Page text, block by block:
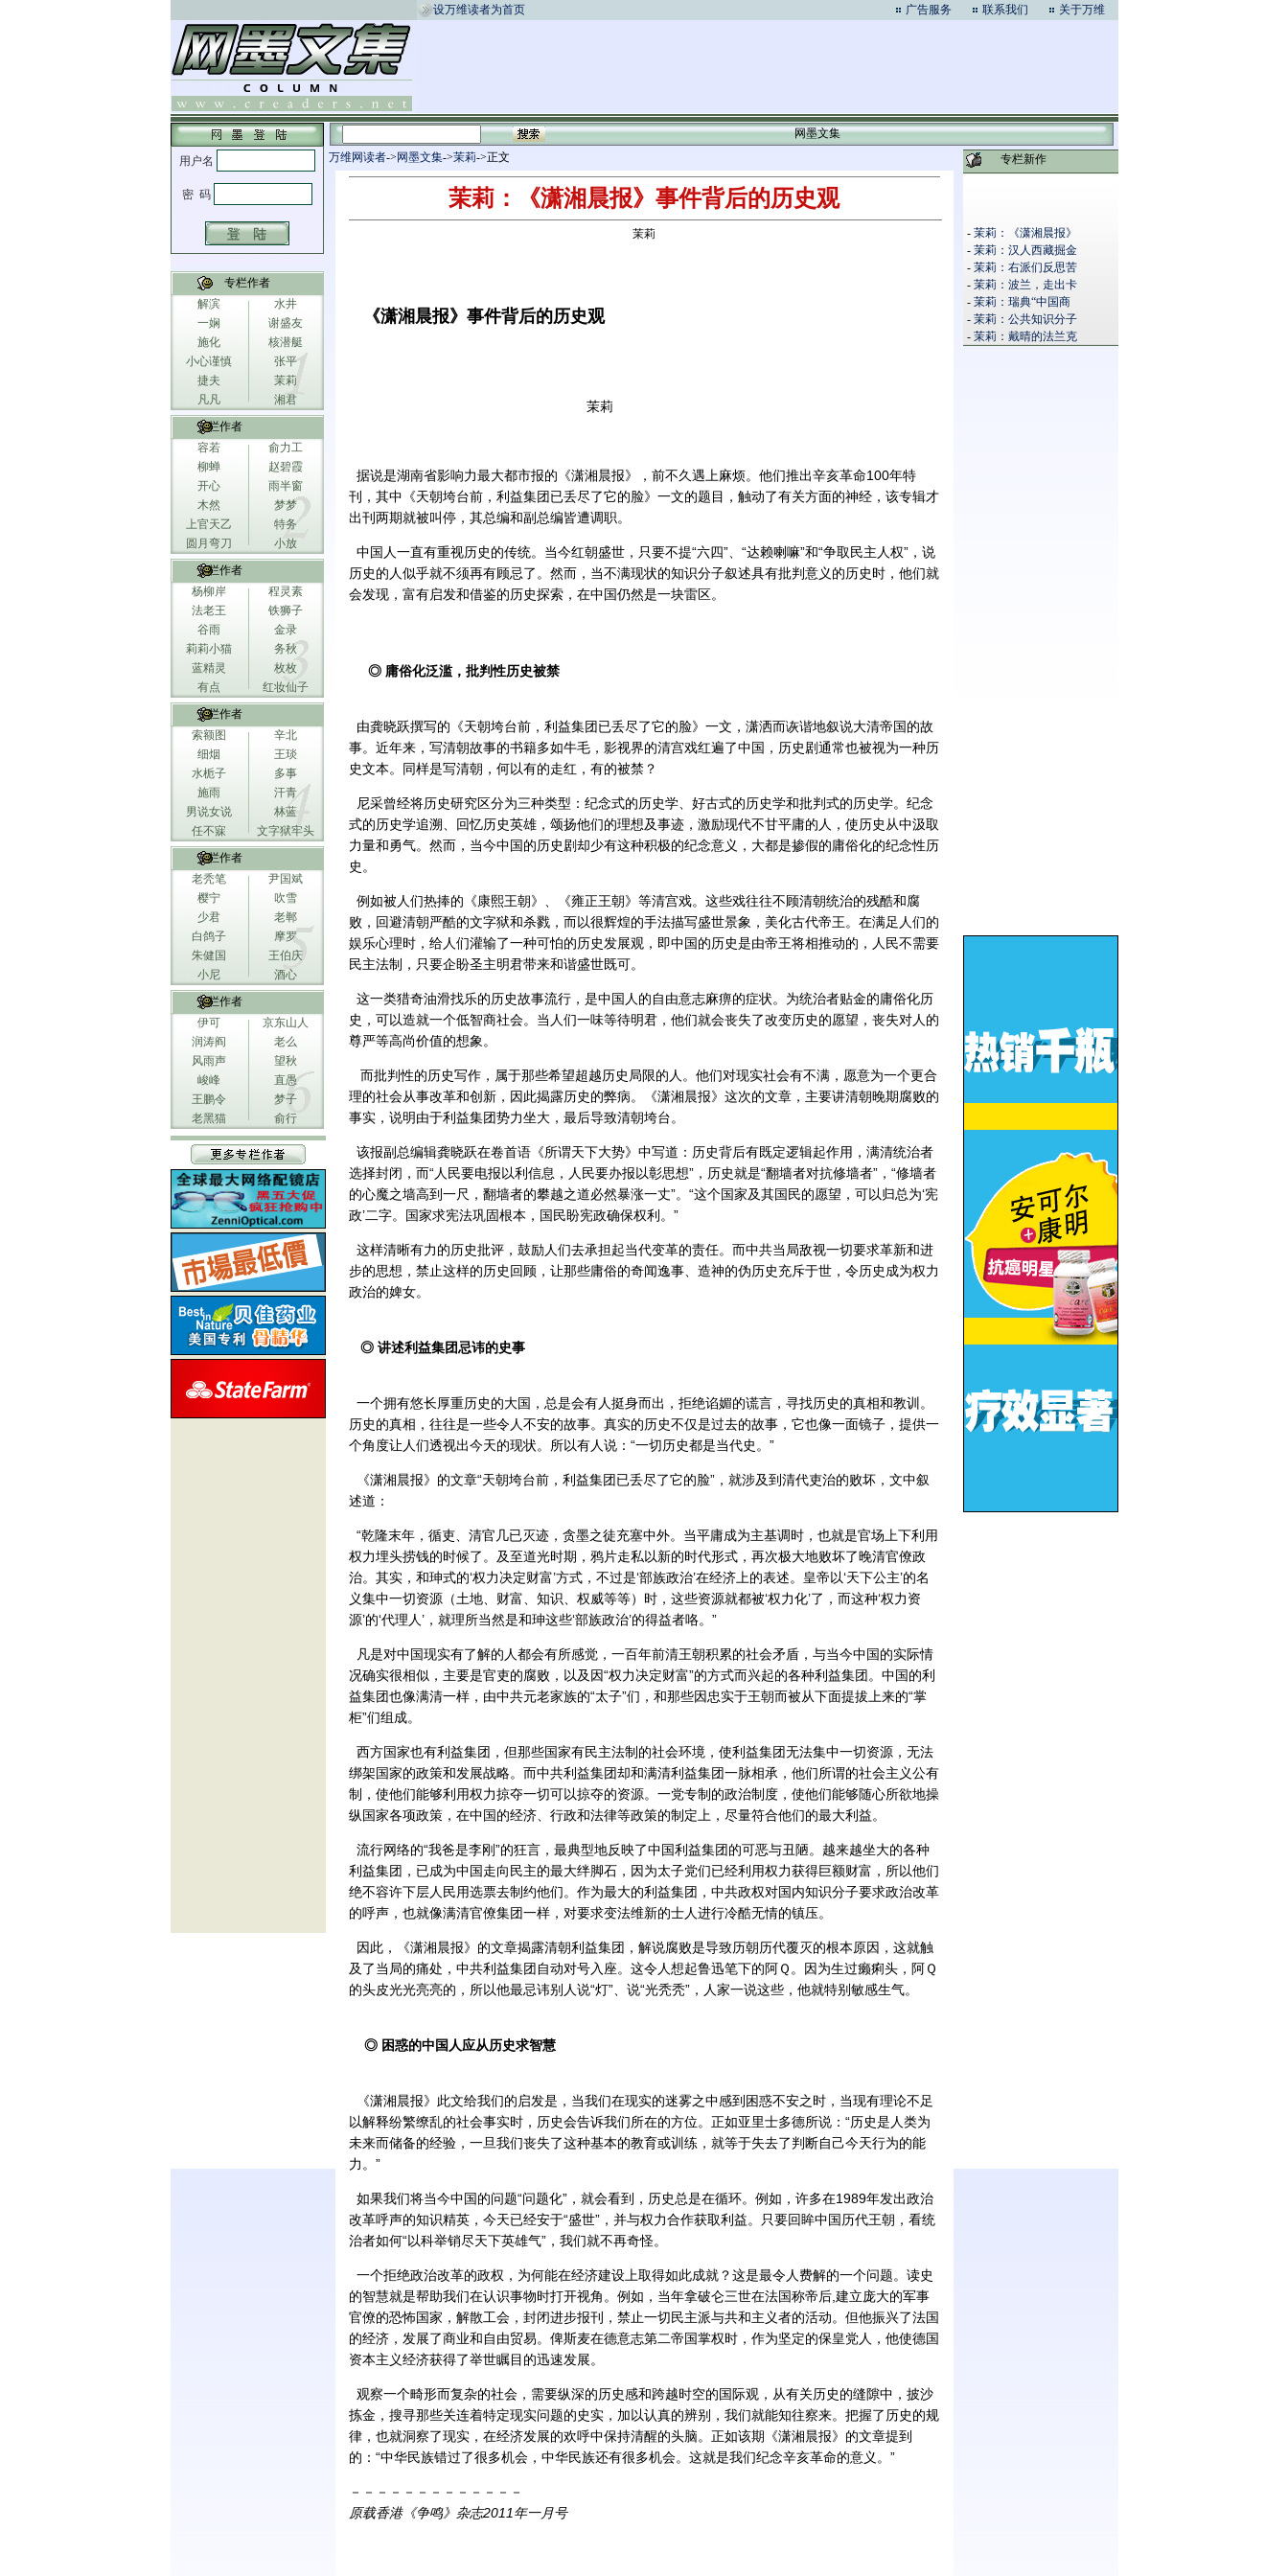
设万维读者为首页 广告服务 联系我们 关于万维
专栏作者
解滨
水井
一娴
谢盛友
施化
核潜艇
小心谨慎
张平
捷夫
茉莉
凡凡
湘君
专栏作者
容若
俞力工
柳蝉
赵碧霞
开心
雨半窗
木然
梦梦
上官天乙
特务
圆月弯刀
小放
专栏作者
杨柳岸
程灵素
法老王
铁狮子
谷雨
金录
莉莉小猫
务秋
蓝精灵
枚枚
有点
红妆仙子
专栏作者
索额图
辛北
细烟
王琰
水栀子
多事
施雨
汗青
男说女说
林蓝
任不寐
文字狱牢头
专栏作者
老秃笔
尹国斌
樱宁
吹雪
少君
老郸
白鸽子
摩罗
朱健国
王伯庆
小尼
酒心
专栏作者
伊可
京东山人
润涛阎
老么
风雨声
望秋
峻峰
直愚
王鹏令
梦子
老黑猫
俞行
网墨文集
万维网读者-> 网墨文集->茉莉->正文 专栏新作
- 茉莉：《潇湘晨报》
- 茉莉：汉人西藏掘金
- 茉莉：右派们反思苦
- 茉莉：波兰，走出卡
- 茉莉：瑞典“中国商
- 茉莉：公共知识分子
- 茉莉：戴晴的法兰克
茉莉：《潇湘晨报》事件背后的历史观
茉莉
《潇湘晨报》事件背后的历史观
茉莉
据说是湖南省影响力最大都市报的《潇湘晨报》，前不久遇上麻烦。他们推出辛亥革命100年特
刊，其中《天朝垮台前，利益集团已丢尽了它的脸》一文的题目，触动了有关方面的神经，该专辑才
出刊两期就被叫停，其总编和副总编皆遭调职。
中国人一直有重视历史的传统。当今红朝盛世，只要不提“六四”、“达赖喇嘛”和“争取民主人权”，说
历史的人似乎就不须再有顾忌了。然而，当不满现状的知识分子叙述具有批判意义的历史时，他们就
会发现，富有启发和借鉴的历史探索，在中国仍然是一块雷区。
◎ 庸俗化泛滥，批判性历史被禁
由龚晓跃撰写的《天朝垮台前，利益集团已丢尽了它的脸》一文，潇洒而诙谐地叙说大清帝国的故
事。近年来，写清朝故事的书籍多如牛毛，影视界的清宫戏红遍了中国，历史剧通常也被视为一种历
史文本。同样是写清朝，何以有的走红，有的被禁？
尼采曾经将历史研究区分为三种类型：纪念式的历史学、好古式的历史学和批判式的历史学。纪念
式的历史学追溯、回忆历史英雄，颂扬他们的理想及事迹，激励现代不甘平庸的人，使历史从中汲取
力量和勇气。然而，当今中国的历史剧却少有这种积极的纪念意义，大都是掺假的庸俗化的纪念性历
史。
例如被人们热捧的《康熙王朝》、《雍正王朝》等清宫戏。这些戏往往不顾清朝统治的残酷和腐
败，回避清朝严酷的文字狱和杀戮，而以很辉煌的手法描写盛世景象，美化古代帝王。在满足人们的
娱乐心理时，给人们灌输了一种可怕的历史发展观，即中国的历史是由帝王将相推动的，人民不需要
民主法制，只要企盼圣主明君带来和谐盛世既可。
这一类猎奇油滑找乐的历史故事流行，是中国人的自由意志麻痹的症状。为统治者贴金的庸俗化历
史，可以造就一个低智商社会。当人们一味等待明君，他们就会丧失了改变历史的愿望，丧失对人的
尊严等高尚价值的想象。
而批判性的历史写作，属于那些希望超越历史局限的人。他们对现实社会有不满，愿意为一个更合
理的社会从事改革和创新，因此揭露历史的弊病。《潇湘晨报》这次的文章，主要讲清朝晚期腐败的
事实，说明由于利益集团势力坐大，最后导致清朝垮台。
该报副总编辑龚晓跃在卷首语《所谓天下大势》中写道：历史背后有既定逻辑起作用，满清统治者
选择封闭，而“人民要电报以利信息，人民要办报以彰思想”，历史就是“翻墙者对抗修墙者”，“修墙者
的心魔之墙高到一尺，翻墙者的攀越之道必然暴涨一丈”。“这个国家及其国民的愿望，可以归总为‘宪
政’二字。国家求宪法巩固根本，国民盼宪政确保权利。”
这样清晰有力的历史批评，鼓励人们去承担起当代变革的责任。而中共当局敌视一切要求革新和进
步的思想，禁止这样的历史回顾，让那些庸俗的奇闻逸事、造神的伪历史充斥于世，令历史成为权力
政治的婢女。
◎ 讲述利益集团忌讳的史事
一个拥有悠长厚重历史的大国，总是会有人挺身而出，拒绝谄媚的谎言，寻找历史的真相和教训。
历史的真相，往往是一些令人不安的故事。真实的历史不仅是过去的故事，它也像一面镜子，提供一
个角度让人们透视出今天的现状。所以有人说：“一切历史都是当代史。”
《潇湘晨报》的文章“天朝垮台前，利益集团已丢尽了它的脸”，就涉及到清代吏治的败坏，文中叙
述道：
“乾隆末年，循吏、清官几已灭迹，贪墨之徒充塞中外。当平庸成为主基调时，也就是官场上下利用
权力埋头捞钱的时候了。及至道光时期，鸦片走私以新的时代形式，再次极大地败坏了晚清官僚政
治。其实，和珅式的‘权力决定财富’方式，不过是‘部族政治’在经济上的表述。皇帝以‘天下公主’的名
义集中一切资源（土地、财富、知识、权威等等）时，这些资源就都被‘权力化’了，而这种‘权力资
源’的‘代理人’，就理所当然是和珅这些‘部族政治’的得益者咯。”
凡是对中国现实有了解的人都会有所感觉，一百年前清王朝积累的社会矛盾，与当今中国的实际情
况确实很相似，主要是官吏的腐败，以及因“权力决定财富”的方式而兴起的各种利益集团。中国的利
益集团也像满清一样，由中共元老家族的“太子”们，和那些因忠实于王朝而被从下面提拔上来的“掌
柜”们组成。
西方国家也有利益集团，但那些国家有民主法制的社会环境，使利益集团无法集中一切资源，无法
绑架国家的政策和发展战略。而中共利益集团却和满清利益集团一脉相承，他们所谓的社会主义公有
制，使他们能够利用权力掠夺一切可以掠夺的资源。一党专制的政治制度，使他们能够随心所欲地操
纵国家各项政策，在中国的经济、行政和法律等政策的制定上，尽量符合他们的最大利益。
流行网络的“我爸是李刚”的狂言，最典型地反映了中国利益集团的可恶与丑陋。越来越坐大的各种
利益集团，已成为中国走向民主的最大绊脚石，因为太子党们已经利用权力获得巨额财富，所以他们
绝不容许下层人民用选票去制约他们。作为最大的利益集团，中共政权对国内知识分子要求政治改革
的呼声，也就像满清官僚集团一样，对要求变法维新的士人进行冷酷无情的镇压。
因此，《潇湘晨报》的文章揭露清朝利益集团，解说腐败是导致历朝历代覆灭的根本原因，这就触
及了当局的痛处，中共利益集团自动对号入座。这令人想起鲁迅笔下的阿Ｑ。因为生过癞痢头，阿Ｑ
的头皮光光亮亮的，所以他最忌讳别人说“灯”、说“光秃秃”，人家一说这些，他就特别敏感生气。
◎ 困惑的中国人应从历史求智慧
《潇湘晨报》此文给我们的启发是，当我们在现实的迷雾之中感到困惑不安之时，当现有理论不足
以解释纷繁缭乱的社会事实时，历史会告诉我们所在的方位。正如亚里士多德所说：“历史是人类为
未来而储备的经验，一旦我们丧失了这种基本的教育或训练，就等于失去了判断自己今天行为的能
力。”
如果我们将当今中国的问题“问题化”，就会看到，历史总是在循环。例如，许多在1989年发出政治
改革呼声的知识精英，今天已经安于“盛世”，并与权力合作获取利益。只要回眸中国历代王朝，看统
治者如何“以科举销尽天下英雄气”，我们就不再奇怪。
一个拒绝政治改革的政权，为何能在经济建设上取得如此成就？这是最令人费解的一个问题。读史
的智慧就是帮助我们在认识事物时打开视角。例如，当年拿破仑三世在法国称帝后,建立庞大的军事
官僚的恐怖国家，解散工会，封闭进步报刊，禁止一切民主派与共和主义者的活动。但他振兴了法国
的经济，发展了商业和自由贸易。俾斯麦在德意志第二帝国掌权时，作为坚定的保皇党人，他使德国
资本主义经济获得了举世瞩目的迅速发展。
观察一个畸形而复杂的社会，需要纵深的历史感和跨越时空的国际观，从有关历史的缝隙中，披沙
拣金，搜寻那些关连着特定现实问题的史实，加以认真的辨别，我们就能知往察来。把握了历史的规
律，也就洞察了现实，在经济发展的欢呼中保持清醒的头脑。正如该期《潇湘晨报》的文章提到
的：“中华民族错过了很多机会，中华民族还有很多机会。这就是我们纪念辛亥革命的意义。”
－－－－－－－－－－－－－
原载香港《争鸣》杂志2011年一月号